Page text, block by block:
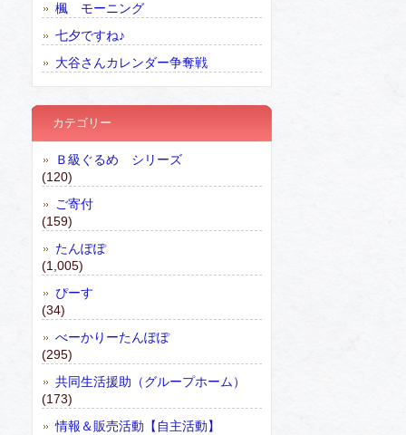
楓 モーニング
七夕ですね♪
大谷さんカレンダー争奪戦
カテゴリー
Ｂ級ぐるめ シリーズ
(120)
ご寄付
(159)
たんぽぽ
(1,005)
ぴーす
(34)
べーかりーたんぽぽ
(295)
共同生活援助（グループホーム）
(173)
情報＆販売活動【自主活動】